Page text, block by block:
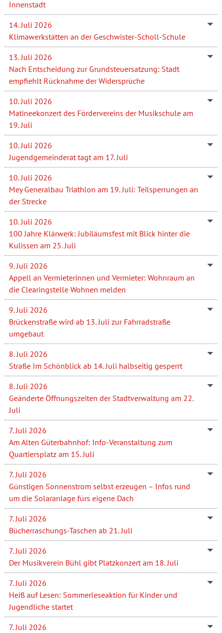
Innenstadt
14. Juli 2026
Klimawerkstätten an der Geschwister-Scholl-Schule
13. Juli 2026
Nach Entscheidung zur Grundsteuersatzung: Stadt
empfiehlt Rücknahme der Widersprüche
10. Juli 2026
Matineekonzert des Fördervereins der Musikschule am
19. Juli
10. Juli 2026
Jugendgemeinderat tagt am 17. Juli
10. Juli 2026
Mey Generalbau Triathlon am 19. Juli: Teilsperrungen an
der Strecke
10. Juli 2026
100 Jahre Klärwerk: Jubiläumsfest mit Blick hinter die
Kulissen am 25. Juli
9. Juli 2026
Appell an Vermieterinnen und Vermieter: Wohnraum an
die Clearingstelle Wohnen melden
9. Juli 2026
Brückenstraße wird ab 13. Juli zur Fahrradstraße
umgebaut
8. Juli 2026
Straße Im Schönblick ab 14. Juli halbseitig gesperrt
8. Juli 2026
Geänderte Öffnungszeiten der Stadtverwaltung am 22.
Juli
7. Juli 2026
Am Alten Güterbahnhof: Info-Veranstaltung zum
Quartiersplatz am 15. Juli
7. Juli 2026
Günstigen Sonnenstrom selbst erzeugen – Infos rund
um die Solaranlage fürs eigene Dach
7. Juli 2026
Bücherraschungs-Taschen ab 21. Juli
7. Juli 2026
Der Musikverein Bühl gibt Platzkonzert am 18. Juli
7. Juli 2026
Heiß auf Lesen: Sommerleseaktion für Kinder und
Jugendliche startet
7. Juli 2026